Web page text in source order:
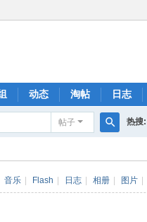
动态 淘帖 日志
帖子
索
热搜:
音乐 Flash 日志 相册 图片